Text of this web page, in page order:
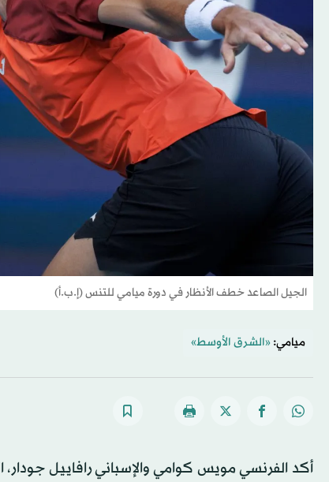
الجيل الصاعد خطف الأنظار في دورة ميامي للتنس (إ.ب.أ)
ميامي: «الشرق الأوسط»
أكد الفرنسي مويس كوامي والإسباني رافاييل